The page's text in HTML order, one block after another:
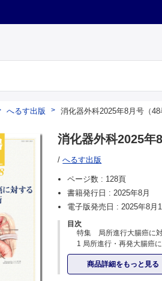
へるす出版 消化器外科2025年8月号（
消化器外科2025年
/へるす出版
ページ数 : 128頁
書籍発行日 :2025年8月
電子版発売日 :2025年8月
目次
特集 局所進行大腸癌に
1 局所進行・再発大腸癌
兵庫医科大学医学部消化
2 直腸癌に対する側方リ
商品詳細をもっと見る